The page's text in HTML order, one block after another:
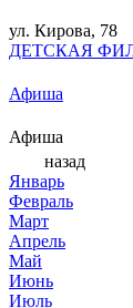
ул. Кирова, 78
ДЕТСКАЯ
Афиша
Афиша
назад
Январь
Февраль
Март
Апрель
Май
Июнь
Июль